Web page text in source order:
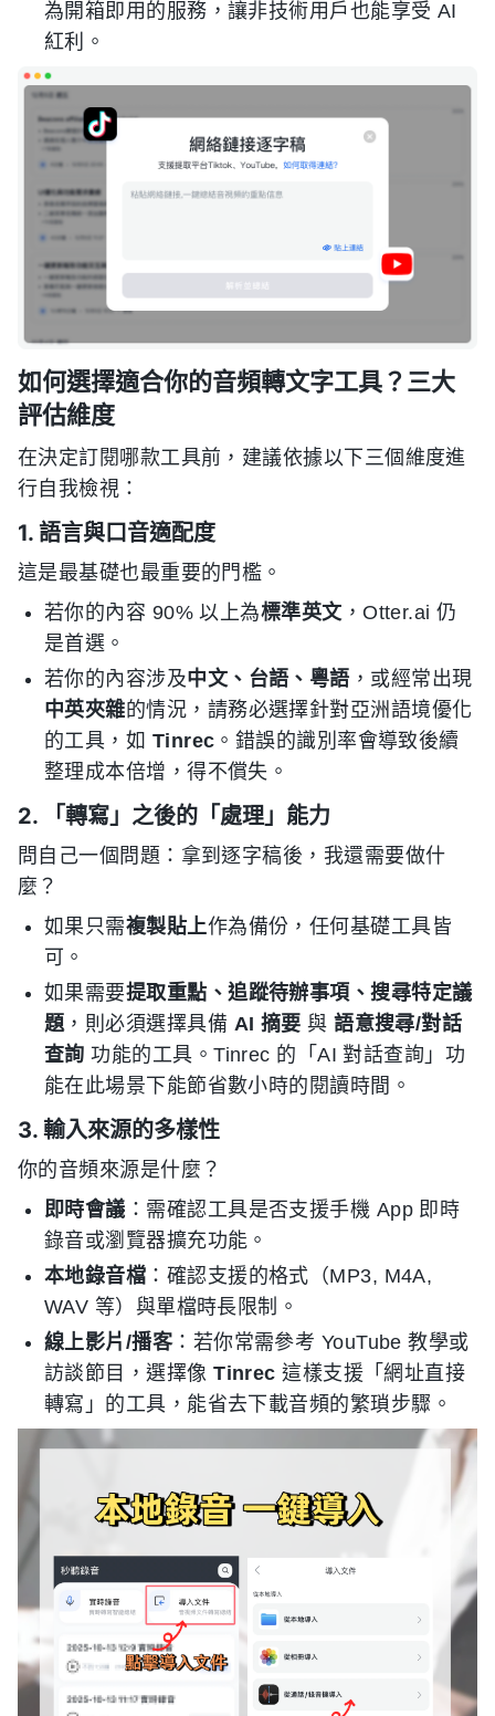
為開箱即用的服務，讓非技術用戶也能享受 AI
紅利。
如何選擇適合你的音頻轉文字工具？三大
評估維度
在決定訂閱哪款工具前，建議依據以下三個維度進
行自我檢視：
1. 語言與口音適配度
這是最基礎也最重要的門檻。
若你的內容 90% 以上為標準英文 ，Otter.ai 仍
是首選。
若你的內容涉及中文、台語、粵語 ，或經常出現
中英夾雜的情況，請務必選擇針對亞洲語境優化
的工具，如 Tinrec 。錯誤的識別率會導致後續
整理成本倍增，得不償失。
2. 「轉寫」之後的「處理」能力
問自己一個問題：拿到逐字稿後，我還需要做什
麼？
如果只需複製貼上作為備份，任何基礎工具皆
可。
如果需要提取重點、追蹤待辦事項、搜尋特定議
題 ，則必須選擇具備 AI 摘要 與語意搜尋/對話
查詢 功能的工具。Tinrec 的「AI 對話查詢」功
能在此場景下能節省數小時的閱讀時間。
3. 輸入來源的多樣性
你的音頻來源是什麼？
即時會議 ：需確認工具是否支援手機 App 即時
錄音或瀏覽器擴充功能。
本地錄音檔 ：確認支援的格式（MP3, M4A,
WAV 等）與單檔時長限制。
線上影片/播客：若你常需參考 YouTube 教學或
訪談節目，選擇像Tinrec 這樣支援「網址直接
轉寫」的工具，能省去下載音頻的繁瑣步驟。